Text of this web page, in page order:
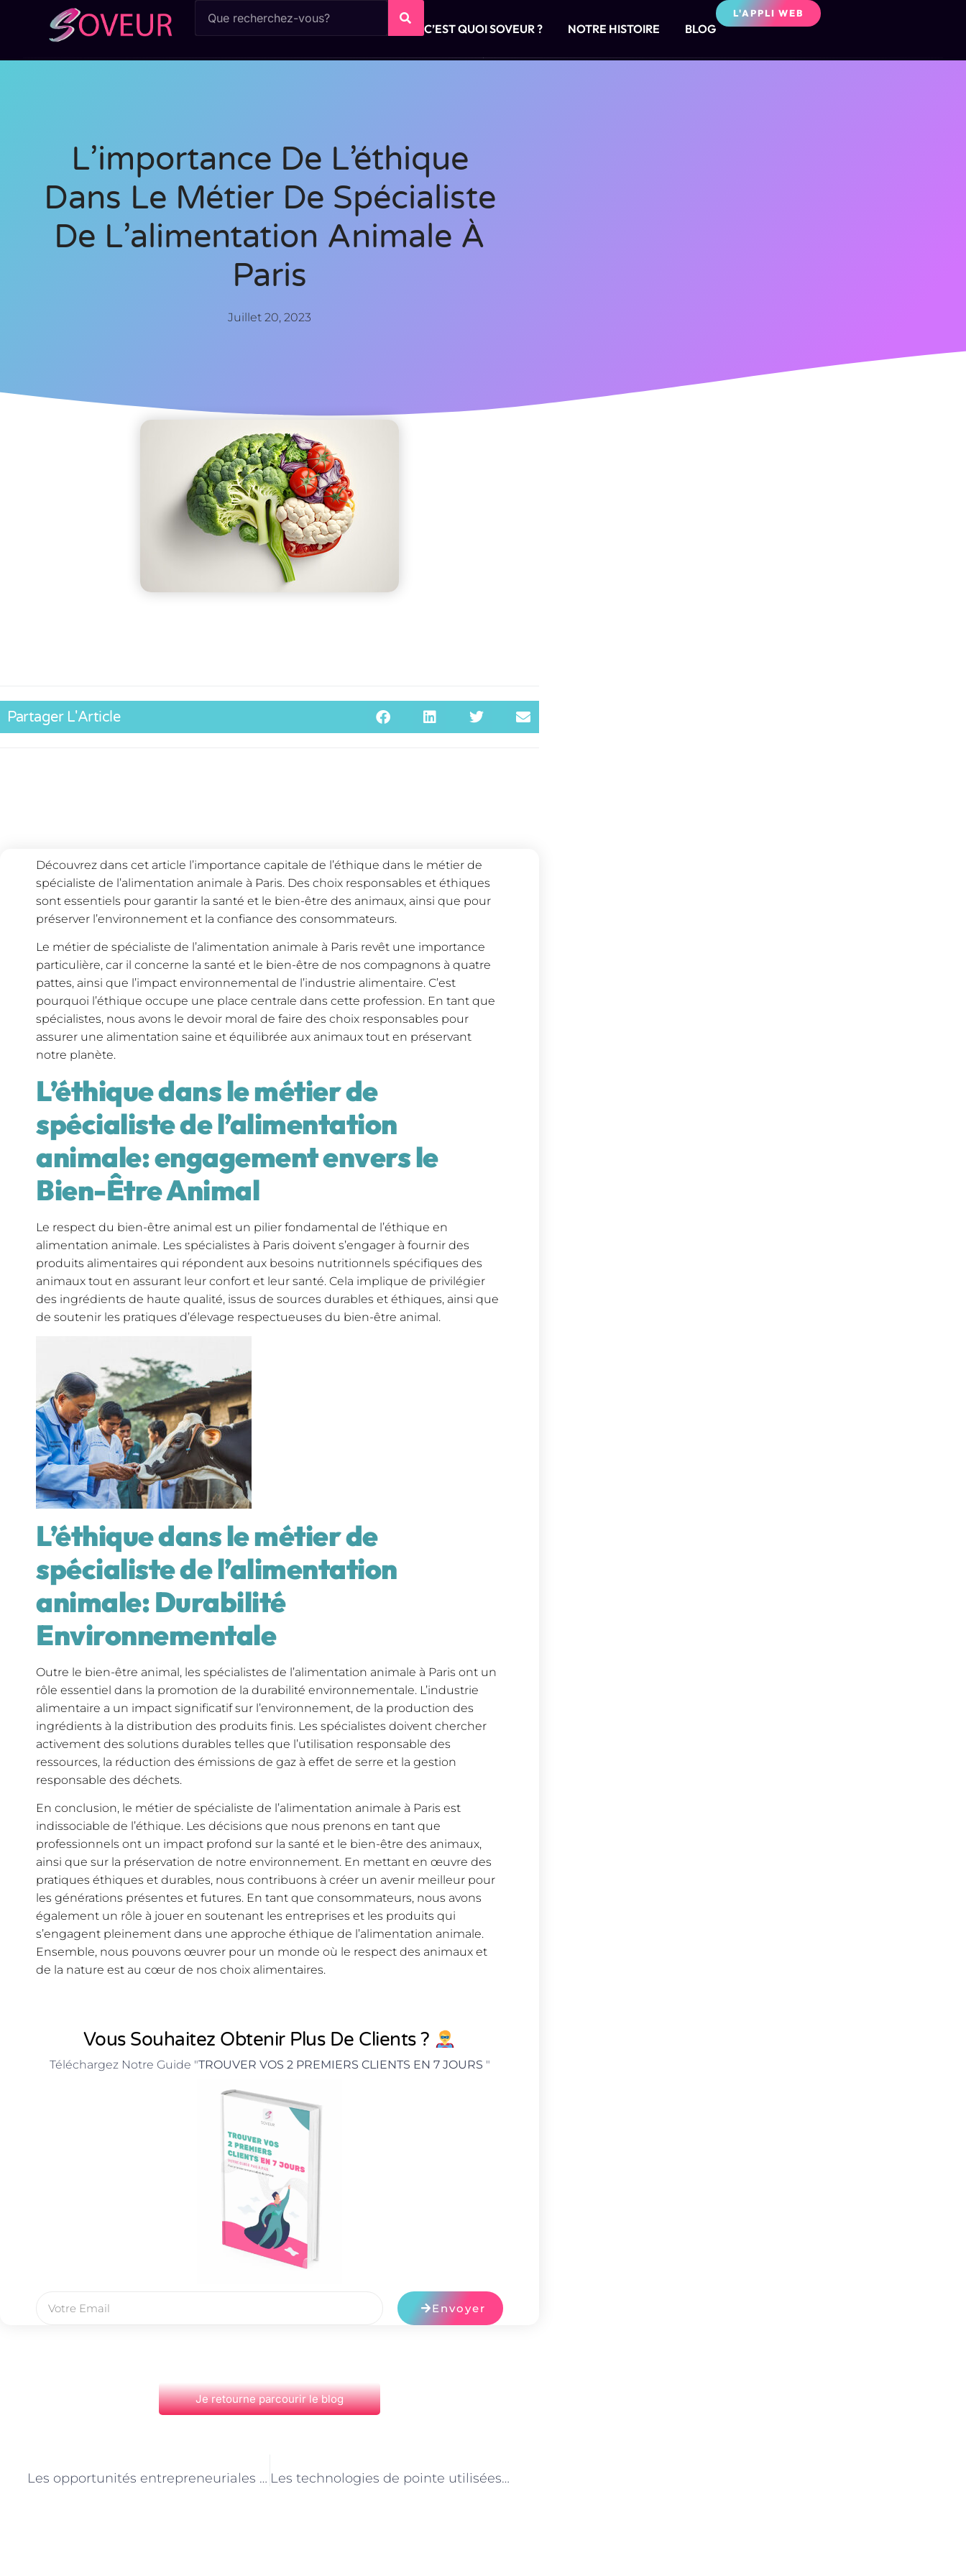
C’EST QUOI SOVEUR ? NOTRE HISTOIRE BLOG
L'APPLI WEB
L’importance De L’éthique
Dans Le Métier De Spécialiste
De L’alimentation Animale À
Paris
Juillet 20, 2023
Partager L'Article
Découvrez dans cet article l’importance capitale de l’éthique dans le métier de
spécialiste de l’alimentation animale à Paris. Des choix responsables et éthiques
sont essentiels pour garantir la santé et le bien-être des animaux, ainsi que pour
préserver l’environnement et la confiance des consommateurs.
Le métier de spécialiste de l’alimentation animale à Paris revêt une importance
particulière, car il concerne la santé et le bien-être de nos compagnons à quatre
pattes, ainsi que l’impact environnemental de l’industrie alimentaire. C’est
pourquoi l’éthique occupe une place centrale dans cette profession. En tant que
spécialistes, nous avons le devoir moral de faire des choix responsables pour
assurer une alimentation saine et équilibrée aux animaux tout en préservant
notre planète.
L’éthique dans le métier de
spécialiste de l’alimentation
animale: engagement envers le
Bien-Être Animal
Le respect du bien-être animal est un pilier fondamental de l’éthique en
alimentation animale. Les spécialistes à Paris doivent s’engager à fournir des
produits alimentaires qui répondent aux besoins nutritionnels spécifiques des
animaux tout en assurant leur confort et leur santé. Cela implique de privilégier
des ingrédients de haute qualité, issus de sources durables et éthiques, ainsi que
de soutenir les pratiques d’élevage respectueuses du bien-être animal.
L’éthique dans le métier de
spécialiste de l’alimentation
animale: Durabilité
Environnementale
Outre le bien-être animal, les spécialistes de l’alimentation animale à Paris ont un
rôle essentiel dans la promotion de la durabilité environnementale. L’industrie
alimentaire a un impact significatif sur l’environnement, de la production des
ingrédients à la distribution des produits finis. Les spécialistes doivent chercher
activement des solutions durables telles que l’utilisation responsable des
ressources, la réduction des émissions de gaz à effet de serre et la gestion
responsable des déchets.
En conclusion, le métier de spécialiste de l’alimentation animale à Paris est
indissociable de l’éthique. Les décisions que nous prenons en tant que
professionnels ont un impact profond sur la santé et le bien-être des animaux,
ainsi que sur la préservation de notre environnement. En mettant en œuvre des
pratiques éthiques et durables, nous contribuons à créer un avenir meilleur pour
les générations présentes et futures. En tant que consommateurs, nous avons
également un rôle à jouer en soutenant les entreprises et les produits qui
s’engagent pleinement dans une approche éthique de l’alimentation animale.
Ensemble, nous pouvons œuvrer pour un monde où le respect des animaux et
de la nature est au cœur de nos choix alimentaires.
Vous Souhaitez Obtenir Plus De Clients ?
Téléchargez Notre Guide "TROUVER VOS 2 PREMIERS CLIENTS EN 7 JOURS "
Envoyer
Je retourne parcourir le blog
Les opportunités entrepreneuriales pour les spécialistes de l’alimentation animale à Paris Les technologies de pointe utilisées par les spécialistes de l’alimentation animale à Paris